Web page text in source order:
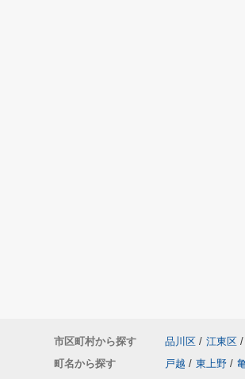
市区町村から探す 品川区 / 江東区 /
町名から探す
戸越 / 東上野 /